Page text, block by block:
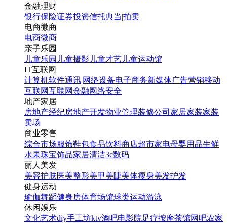
金融理财
银行保险证券投资信托典当|拍卖
电商微商
电商微商
亲子乐园
儿童乐园 儿童摄影 儿童才艺 儿童运动馆
IT互联网
计算机软件通讯|网络设备电子商务新媒体广告营销移动
互联网互联网金融网络安全
地产家居
房地产经纪房地产开发物业管理装修公司 家居家装家装
卖场
商业零售
综合市场服饰鞋包食品饮料商店超市家电母婴用品生鲜
水果珠宝饰品家居清洁3c数码
丽人美发
美容护肤医美整形美甲美睫美体瘦身美发护发
健身运动
瑜伽舞蹈健身房体育场馆球类运动游泳
休闲娱乐
文化艺术diy手工坊ktv酒吧电影院足疗按摩茶馆网吧农家